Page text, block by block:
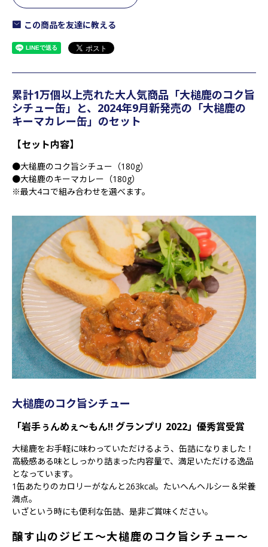
この商品を友達に教える
累計1万個以上売れた大人気商品「大槌鹿のコク旨
シチュー缶」と、2024年9月新発売の「大槌鹿の
キーマカレー缶」のセット
【セット内容】
●大槌鹿のコク旨シチュー（180g）
●大槌鹿のキーマカレー（180g）
※最大4コで組み合わせを選べます。
大槌鹿のコク旨シチュー
「岩手ぅんめぇ～もん‼ グランプリ 2022」優秀賞受賞
大槌鹿をお手軽に味わっていただけるよう、缶詰になりました！
高級感ある味としっかり詰まった内容量で、満足いただける逸品
となっています。
1缶あたりのカロリーがなんと263kcal。たいへんヘルシー＆栄養
満点。
いざという時にも便利な缶詰、是非ご賞味ください。
醸す山のジビエ～大槌鹿のコク旨シチュー～